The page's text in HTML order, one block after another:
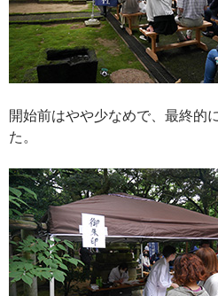
開始前はやや少なめで、最終的
た。